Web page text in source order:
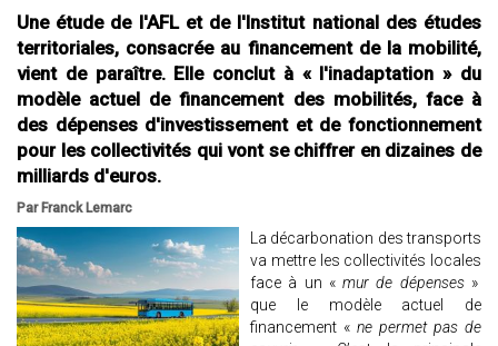
Une étude de l'AFL et de l'Institut national des études
territoriales, consacrée au financement de la mobilité,
vient de paraître. Elle conclut à « l'inadaptation » du
modèle actuel de financement des mobilités, face à
des dépenses d'investissement et de fonctionnement
pour les collectivités qui vont se chiffrer en dizaines de
milliards d'euros.
Par Franck Lemarc
La décarbonation des transports
va mettre les collectivités locales
face à un «mur de dépenses»
que le modèle actuel de
financement « ne permet pas de